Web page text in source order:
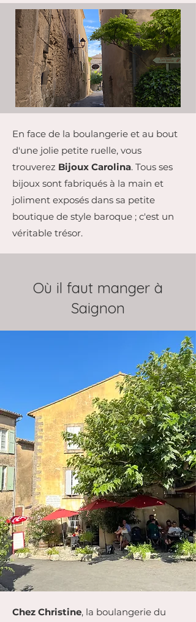
En face de la boulangerie et au bout
d'une jolie petite ruelle, vous
trouverez Bijoux Carolina. Tous ses
bijoux sont fabriqués à la main et
joliment exposés dans sa petite
boutique de style baroque ; c'est un
véritable trésor.
Où il faut manger à
Saignon
Chez Christine, la boulangerie du